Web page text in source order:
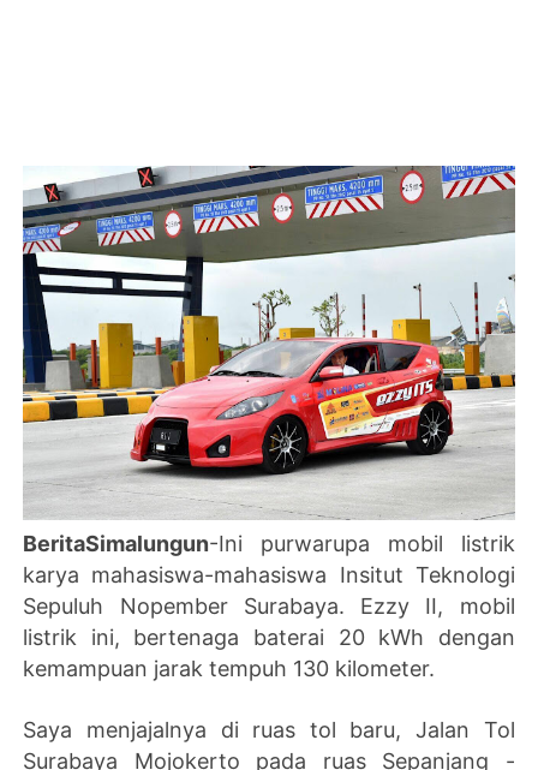
BeritaSimalungun-Ini purwarupa mobil listrik
karya mahasiswa-mahasiswa Insitut Teknologi
Sepuluh Nopember Surabaya. Ezzy II, mobil
listrik ini, bertenaga baterai 20 kWh dengan
kemampuan jarak tempuh 130 kilometer.
Saya menjajalnya di ruas tol baru, Jalan Tol
Surabaya Mojokerto pada ruas Sepanjang -